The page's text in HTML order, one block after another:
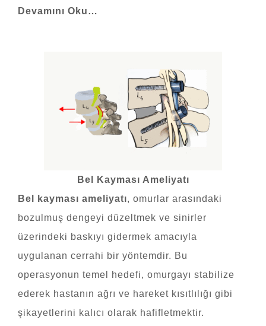
Devamını Oku…
Bel Kayması Ameliyatı
Bel kayması ameliyatı, omurlar arasındaki
bozulmuş dengeyi düzeltmek ve sinirler
üzerindeki baskıyı gidermek amacıyla
uygulanan cerrahi bir yöntemdir. Bu
operasyonun temel hedefi, omurgayı stabilize
ederek hastanın ağrı ve hareket kısıtlılığı gibi
şikayetlerini kalıcı olarak hafifletmektir.